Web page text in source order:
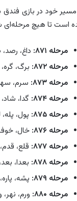
است تا هیچ مرحله‌ای
مرحله ۸۷۱:
داغ،
مرحله ۸۷۲:
برگ،
مرحله ۸۷۳:
سرم،
مرحله ۸۷۴:
گدا،
مرحله ۸۷۵:
پول،
مرحله ۸۷۶:
خال،
مرحله ۸۷۷:
قلع،
مرحله ۸۷۸:
بعدا،
مرحله ۸۷۹:
پشه،
مرحله ۸۸۰:
ورم، نهر،